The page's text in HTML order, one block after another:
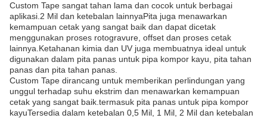
Custom Tape sangat tahan lama dan cocok untuk berbagai
aplikasi.2 Mil dan ketebalan lainnyaPita juga menawarkan
kemampuan cetak yang sangat baik dan dapat dicetak
menggunakan proses rotogravure, offset dan proses cetak
lainnya.Ketahanan kimia dan UV juga membuatnya ideal untuk
digunakan dalam pita panas untuk pipa kompor kayu, pita tahan
panas dan pita tahan panas.
Custom Tape dirancang untuk memberikan perlindungan yang
unggul terhadap suhu ekstrim dan menawarkan kemampuan
cetak yang sangat baik.termasuk pita panas untuk pipa kompor
kayuTersedia dalam ketebalan 0,5 Mil, 1 Mil, 2 Mil dan ketebalan